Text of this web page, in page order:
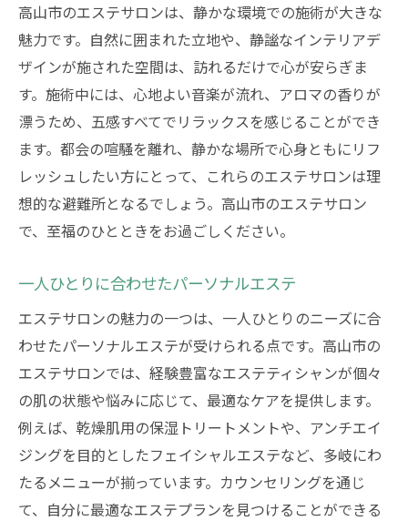
高山市のエステサロンは、静かな環境での施術が大きな
魅力です。自然に囲まれた立地や、静謐なインテリアデ
ザインが施された空間は、訪れるだけで心が安らぎま
す。施術中には、心地よい音楽が流れ、アロマの香りが
漂うため、五感すべてでリラックスを感じることができ
ます。都会の喧騒を離れ、静かな場所で心身ともにリフ
レッシュしたい方にとって、これらのエステサロンは理
想的な避難所となるでしょう。高山市のエステサロン
で、至福のひとときをお過ごしください。
一人ひとりに合わせたパーソナルエステ
エステサロンの魅力の一つは、一人ひとりのニーズに合
わせたパーソナルエステが受けられる点です。高山市の
エステサロンでは、経験豊富なエステティシャンが個々
の肌の状態や悩みに応じて、最適なケアを提供します。
例えば、乾燥肌用の保湿トリートメントや、アンチエイ
ジングを目的としたフェイシャルエステなど、多岐にわ
たるメニューが揃っています。カウンセリングを通じ
て、自分に最適なエステプランを見つけることができる